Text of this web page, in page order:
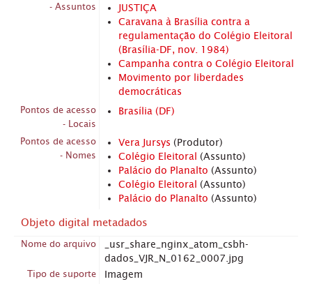
- Assuntos
JUSTIÇA
Caravana à Brasília contra a
regulamentação do Colégio Eleitoral
(Brasília-DF, nov. 1984)
Campanha contra o Colégio Eleitoral
Movimento por liberdades
democráticas
Pontos de acesso
- Locais
Brasília (DF)
Pontos de acesso
- Nomes
Vera Jursys (Produtor)
Colégio Eleitoral(Assunto)
Palácio do Planalto(Assunto)
Colégio Eleitoral(Assunto)
Palácio do Planalto(Assunto)
Objeto digital metadados
Nome do arquivo
_usr_share_nginx_atom_csbh-
dados_VJR_N_0162_0007.jpg
Tipo de suporte Imagem